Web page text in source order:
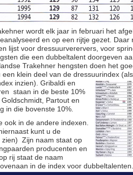
wordt elk jaar in februari het
en op een rijtje gezet. Daar
lijst voor dressuurverervers, voor
die een dubbeltalent doorgeven
Trakehner hengsten doen het
klein deel van de dressuurindex
inzien). Gribaldi en
staan in de beste 10%
Partout en
in die bovenste 10%.
ook in de andere indexen.
kunt u de
zien) Zijn naam staat op
producenten en
rij staat de naam
in de index voor dubbeltalenten.